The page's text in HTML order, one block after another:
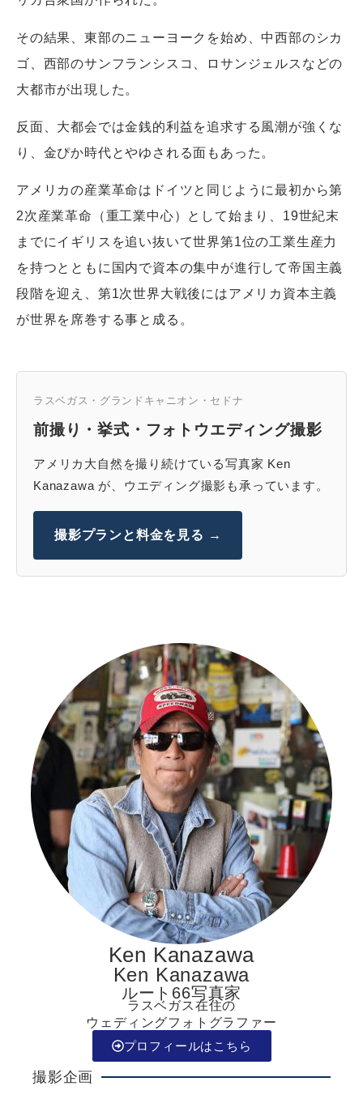
その結果、東部のニューヨークを始め、中西部のシカ
ゴ、西部のサンフランシスコ、ロサンジェルスなどの
大都市が出現した。
反面、大都会では金銭的利益を追求する風潮が強くな
り、金ぴか時代とやゆされる面もあった。
アメリカの産業革命はドイツと同じように最初から第
2次産業革命（重工業中心）として始まり、19世紀末
までにイギリスを追い抜いて世界第1位の工業生産力
を持つとともに国内で資本の集中が進行して帝国主義
段階を迎え、第1次世界大戦後にはアメリカ資本主義
が世界を席巻する事と成る。
ラスベガス・グランドキャニオン・セドナ
前撮り・挙式・フォトウエディング撮影
アメリカ大自然を撮り続けている写真家 Ken
Kanazawa が、ウエディング撮影も承っています。
撮影プランと料金を見る →
Ken Kanazawa
Ken Kanazawa
ルート66写真家
ラスベガス在住の
ウェディングフォトグラファー
プロフィールはこちら
撮影企画